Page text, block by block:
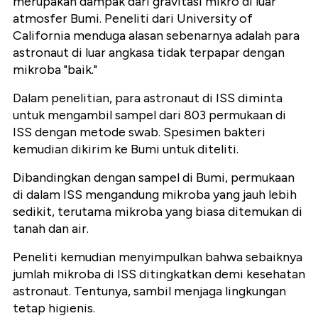
atmosfer Bumi. Peneliti dari University of
California menduga alasan sebenarnya adalah para
astronaut di luar angkasa tidak terpapar dengan
mikroba "baik."
Dalam penelitian, para astronaut di ISS diminta
untuk mengambil sampel dari 803 permukaan di
ISS dengan metode swab. Spesimen bakteri
kemudian dikirim ke Bumi untuk diteliti.
Dibandingkan dengan sampel di Bumi, permukaan
di dalam ISS mengandung mikroba yang jauh lebih
sedikit, terutama mikroba yang biasa ditemukan di
tanah dan air.
Peneliti kemudian menyimpulkan bahwa sebaiknya
jumlah mikroba di ISS ditingkatkan demi kesehatan
astronaut. Tentunya, sambil menjaga lingkungan
tetap higienis.